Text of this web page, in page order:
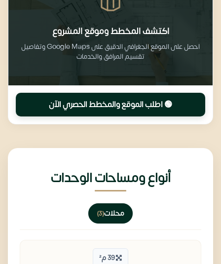
اكتشف المخطط وموقع المشروع
احصل على الموقع الجغرافي الدقيق على Google Maps وتفاصيل
تقسيم المرافق والخدمات
🟢 اطلب الموقع والمخطط الحصري الآن
أنواع ومساحات الوحدات
محلات(3)
39 م²